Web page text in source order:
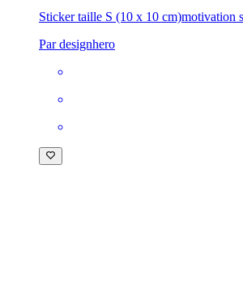
Sticker taille S (10 x 10 cm)motivation
Par designhero